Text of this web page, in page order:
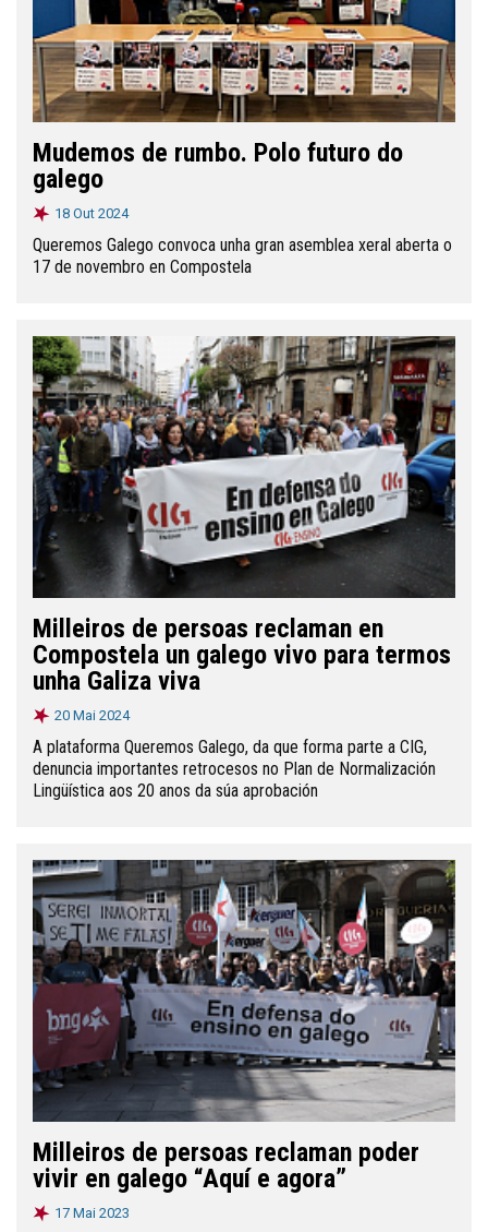
Mudemos de rumbo. Polo futuro do
galego
18 Out 2024
Queremos Galego convoca unha gran asemblea xeral aberta o
17 de novembro en Compostela
Milleiros de persoas reclaman en
Compostela un galego vivo para termos
unha Galiza viva
20 Mai 2024
A plataforma Queremos Galego, da que forma parte a CIG,
denuncia importantes retrocesos no Plan de Normalización
Lingüística aos 20 anos da súa aprobación
Milleiros de persoas reclaman poder
vivir en galego “Aquí e agora”
17 Mai 2023